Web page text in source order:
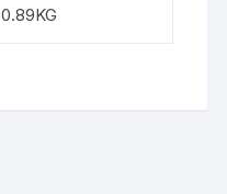
0.89KG